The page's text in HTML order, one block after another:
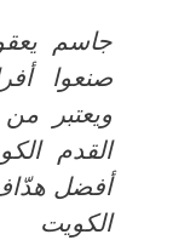
جاسم
صنعوا
ويعتبر
القدم
أفضل هدّاف
الكويت